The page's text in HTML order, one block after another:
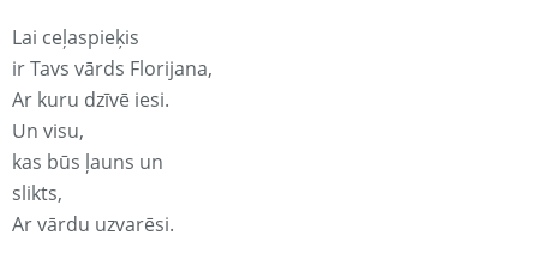
Lai ceļaspieķis
ir Tavs vārds Florijana,
Ar kuru dzīvē iesi.
Un visu,
kas būs ļauns un
slikts,
Ar vārdu uzvarēsi.